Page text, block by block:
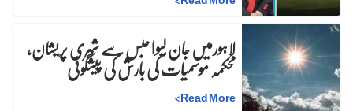
لاہورمیں جان لیوا حبس سے شہری پریشان،
محکمہ موسمیات کی بارش کی پیشگوئی
Read More
>